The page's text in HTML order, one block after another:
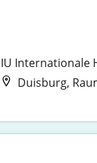
IU Internationale
Duisburg,